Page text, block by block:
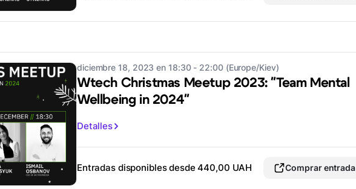
diciembre 18, 2023 en 18:30 - 22:00 (Europe/Kiev)
Wtech Christmas Meetup 2023: "Team Mental
Wellbeing in 2024"
Detalles
Entradas disponibles desde 440,00 UAH Comprar entrada